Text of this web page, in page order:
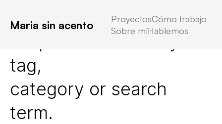
Maria sin acento ProyectosCómo trabajo
Sobre míHablemos
No posts found for your
tag,
category or search
term.